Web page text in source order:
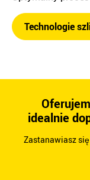
Technologie
idealnie
Zastanawiasz